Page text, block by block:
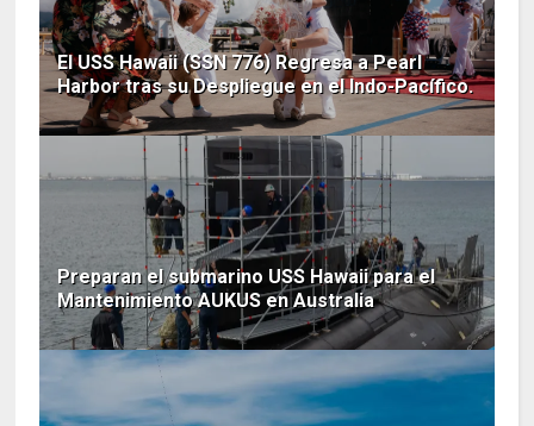
El USS Hawaii (SSN 776) Regresa a Pearl
Harbor tras su Despliegue en el Indo-Pacífico.
Preparan el submarino USS Hawaii para el
Mantenimiento AUKUS en Australia